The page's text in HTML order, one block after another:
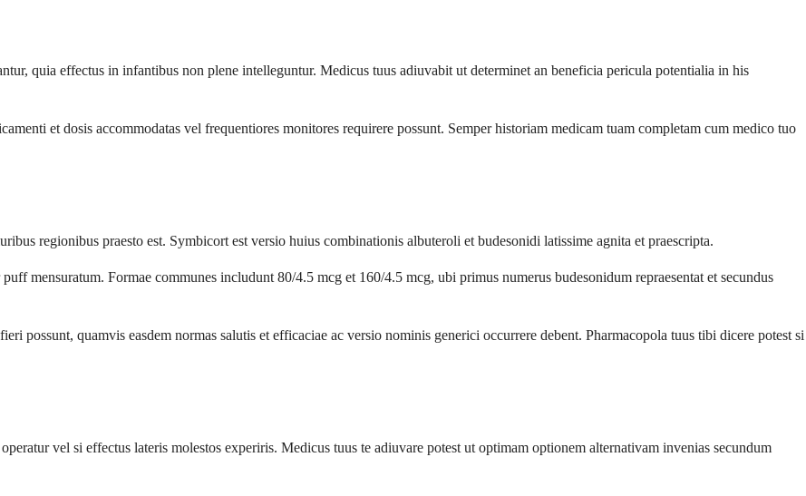
quia effectus in infantibus non plene intelleguntur. Medicus tuus adiuvabit ut determinet an beneficia pericula potentialia in his
et dosis accommodatas vel frequentiores monitores requirere possunt. Semper historiam medicam tuam completam cum medico tuo
regionibus praesto est. Symbicort est versio huius combinationis albuteroli et budesonidi latissime agnita et praescripta.
mensuratum. Formae communes includunt 80/4.5 mcg et 160/4.5 mcg, ubi primus numerus budesonidum repraesentat et secundus
possunt, quamvis easdem normas salutis et efficaciae ac versio nominis generici occurrere debent. Pharmacopola tuus tibi dicere potest si
vel si effectus lateris molestos experiris. Medicus tuus te adiuvare potest ut optimam optionem alternativam invenias secundum